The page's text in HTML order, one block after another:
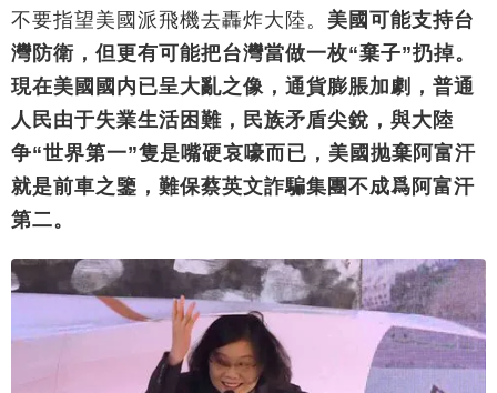
不要指望美國派飛機去轟炸大陸。 美國可能支持台
灣防衛，但更有可能把台灣當做一枚“棄子”扔掉。
現在美國國内已呈大亂之像，通貨膨脹加劇，普通
人民由于失業生活困難，民族矛盾尖銳，與大陸
争“世界第一”隻是嘴硬哀嚎而已，美國抛棄阿富汗
就是前車之鑒，難保蔡英文詐騙集團不成爲阿富汗
第二。